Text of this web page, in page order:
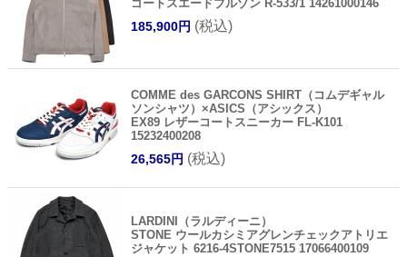
ゴートスエードブルゾン R-533/1 14261000146
185,900円 (税込)
COMME des GARCONS SHIRT（コムデギャル
ソンシャツ）×ASICS（アシックス）
EX89 レザーコートスニーカー FL-K101
15232400208
26,565円 (税込)
LARDINI（ラルディーニ）
STONE ウールカシミアグレンチェックアトリエ
ジャケット 6216-4STONE7515 17066400109